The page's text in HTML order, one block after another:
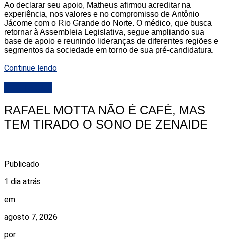
Ao declarar seu apoio, Matheus afirmou acreditar na
experiência, nos valores e no compromisso de Antônio
Jácome com o Rio Grande do Norte. O médico, que busca
retornar à Assembleia Legislativa, segue ampliando sua
base de apoio e reunindo lideranças de diferentes regiões e
segmentos da sociedade em torno de sua pré-candidatura.
Continue lendo
RAFAEL MOTTA NÃO É CAFÉ, MAS
TEM TIRADO O SONO DE ZENAIDE
Publicado
1 dia atrás
em
agosto 7, 2026
por